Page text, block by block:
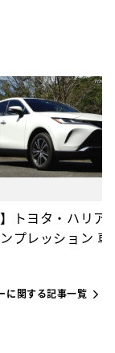
】トヨタ・ハリア
プレッション 車
に関する記事一覧